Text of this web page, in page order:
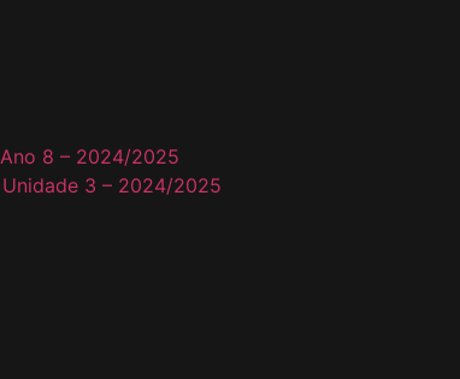
8 – 2024/2025
3 – 2024/2025